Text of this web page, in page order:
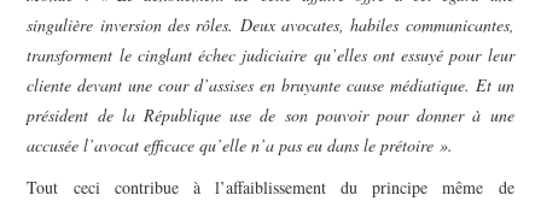
singulière inversion des rôles. Deux avocates, habiles communicantes,
transforment le cinglant échec judiciaire qu’elles ont essuyé pour leur
cliente devant une cour d’assises en bruyante cause médiatique. Et un
président de la République use de son pouvoir pour donner à une
accusée l’avocat efficace qu’elle n’a pas eu dans le prétoire ».
Tout ceci contribue à l’affaiblissement du principe même de